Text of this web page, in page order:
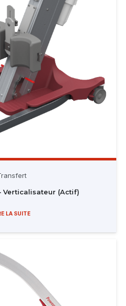
Verticalisateur (Actif)
LA SUITE